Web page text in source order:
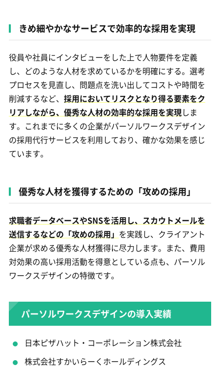
きめ細やかなサービスで効率的な採用を実現
役員や社員にインタビューをした上で人物要件を定義
し、どのような人材を求めているかを明確にする。選考
プロセスを見直し、問題点を洗い出してコストや時間を
削減するなど、 採用においてリスクとなり得る要素をク
リアしながら、優秀な人材の効率的な採用を実現しま
す。これまでに多くの企業がパーソルワークスデザイン
の採用代行サービスを利用しており、確かな効果を感じ
ています。
優秀な人材を獲得するための「攻めの採用」
求職者データベースやSNSを活用し、スカウトメールを
送信するなどの「攻めの採用」 を実践し、クライアント
企業が求める優秀な人材獲得に尽力します。また、費用
対効果の高い採用活動を得意としている点も、パーソル
ワークスデザインの特徴です。
パーソルワークスデザインの導入実績
日本ピザハット・コーポレーション株式会社
株式会社すかいらーくホールディングス